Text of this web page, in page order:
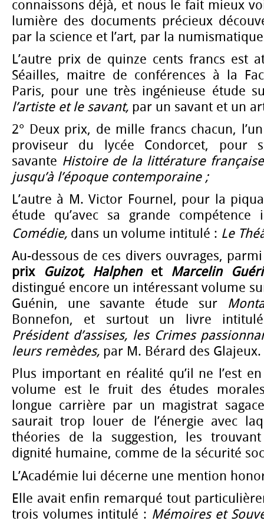
connaissons déjà, et nous le fait mieux
lumière des documents précieux
par la science et l’art, par la
L’autre prix de quinze cents francs est
Séailles, maitre de conférences à la
Paris, pour une très ingénieuse étude
l’artiste et le savant, par un savant et un
2° Deux prix, de mille francs chacun,
proviseur du lycée Condorcet, pour
savante Histoire de la littérature
jusqu’à l’époque contemporaine ;
L’autre à M. Victor Fournel, pour la
étude qu’avec sa grande
Comédie, dans un volume intitulé : Le
Au-dessous de ces divers ouvrages,
prix
Guizot, Halphenet Marcelin
distingué encore un intéressant volume
Guénin, une savante étude sur
Bonnefon, et surtout un livre
Président d’assises, les Crimes
leurs remèdes, par M. Bérard des Glajeux.
Plus important en réalité qu’il ne l’est
volume est le fruit des études
longue carrière par un magistrat
saurait trop louer de l’énergie avec
théories de la suggestion, les
dignité humaine, comme de la sécurité
L’Académie lui décerne une mention
Elle avait enfin remarqué tout
trois volumes intitulé : Mémoires et